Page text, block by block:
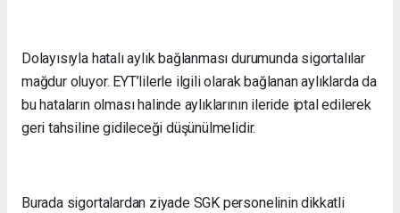
Dolayısıyla hatalı aylık bağlanması durumunda sigortalılar
mağdur oluyor. EYT’lilerle ilgili olarak bağlanan aylıklarda da
bu hataların olması halinde aylıklarının ileride iptal edilerek
geri tahsiline gidileceği düşünülmelidir.
Burada sigortalardan ziyade SGK personelinin dikkatli